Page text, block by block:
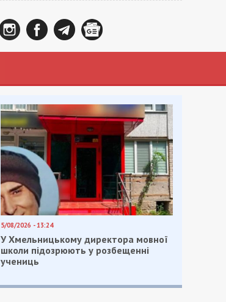
5/08/2026 - 13:24
У Хмельницькому директора мовної
школи підозрюють у розбещенні
учениць